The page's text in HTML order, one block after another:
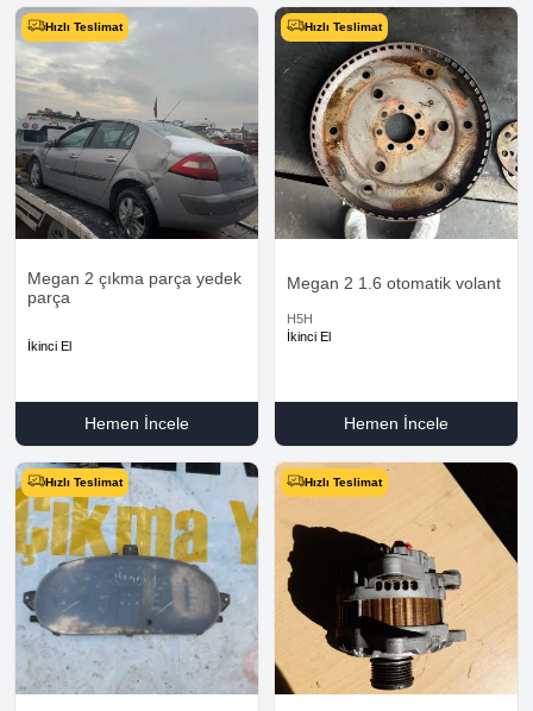
Hızlı Teslimat
Megan 2 çıkma parça yedek
parça
İkinci El
Hemen İncele
Hızlı Teslimat
Megan 2 1.6 otomatik volant
H5H
İkinci El
Hemen İncele
Hızlı Teslimat Hızlı Teslimat